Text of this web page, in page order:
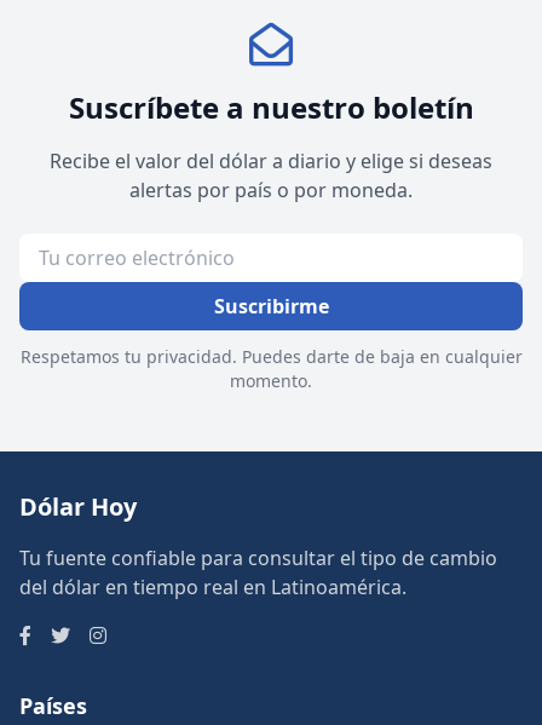
Suscríbete a nuestro boletín
Recibe el valor del dólar a diario y elige si deseas
alertas por país o por moneda.
Suscribirme
Respetamos tu privacidad. Puedes darte de baja en cualquier
momento.
Dólar Hoy
Tu fuente confiable para consultar el tipo de cambio
del dólar en tiempo real en Latinoamérica.
Países